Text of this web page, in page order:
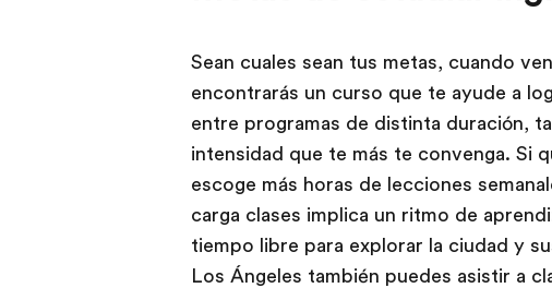
Sean cuales sean tus metas, cuando
encontrarás un curso que te ayude a
entre programas de distinta duración,
intensidad que te más te convenga. Si
escoge más horas de lecciones
carga clases implica un ritmo de
tiempo libre para explorar la ciudad y
Los Ángeles también puedes asistir a